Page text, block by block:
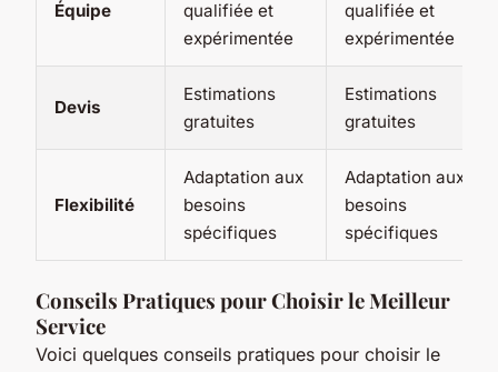
Équipe
qualifiée et
expérimentée
qualifiée et
expérimentée
Devis
Estimations
gratuites
Estimations
gratuites
Flexibilité
Adaptation aux
besoins
spécifiques
Adaptation aux
besoins
spécifiques
Conseils Pratiques pour Choisir le Meilleur
Service
Voici quelques conseils pratiques pour choisir le